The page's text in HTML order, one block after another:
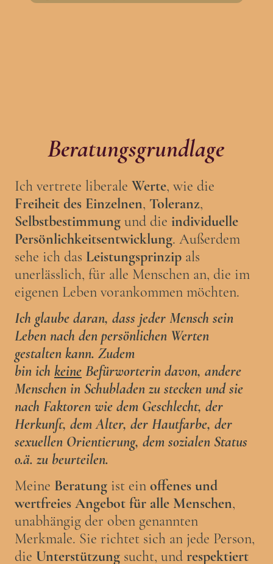
Beratungsgrundlage
Ich vertrete liberale Werte, wie die
Freiheit des Einzelnen, Toleranz,
Selbstbestimmung und die individuelle
Persönlichkeitsentwicklung. Außerdem
sehe ich das Leistungsprinzip als
unerlässlich, für alle Menschen an, die im
eigenen Leben vorankommen möchten.
Ich glaube daran, dass jeder Mensch sein
Leben nach den persönlichen Werten
gestalten kann. Zudem
bin ich keine Befürworterin davon, andere
Menschen in Schubladen zu stecken und sie
nach Faktoren wie dem Geschlecht, der
Herkunft, dem Alter, der Hautfarbe, der
sexuellen Orientierung, dem sozialen Status
o.ä. zu beurteilen.
Meine Beratung ist ein offenes und
wertfreies Angebot für alle Menschen,
unabhängig der oben genannten
Merkmale. Sie richtet sich an jede Person,
die Unterstützung sucht, und respektiert